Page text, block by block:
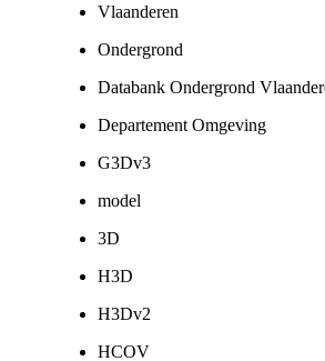
Vlaanderen
Ondergrond
Databank Ondergrond
Departement Omgeving
G3Dv3
model
3D
H3D
H3Dv2
HCOV